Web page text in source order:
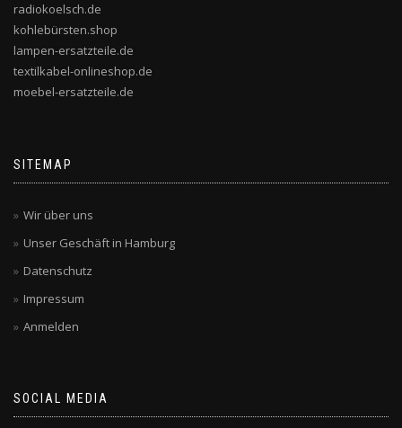
radiokoelsch.de
kohlebürsten.shop
lampen-ersatzteile.de
textilkabel-onlineshop.de
moebel-ersatzteile.de
SITEMAP
Wir über uns
Unser Geschäft in Hamburg
Datenschutz
Impressum
Anmelden
SOCIAL MEDIA